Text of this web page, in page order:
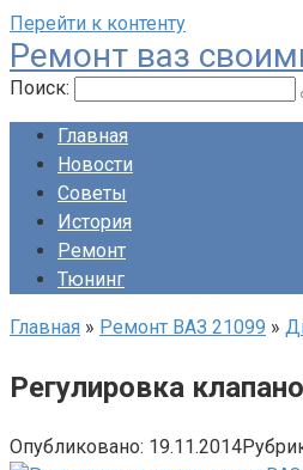
Перейти к контенту
Ремонт ваз
Поиск:
Главная
Новости
Советы
История
Ремонт
Тюнинг
Главная » Ремонт ВАЗ 21099 »
Регулировка
Опубликовано: 19.11.2014